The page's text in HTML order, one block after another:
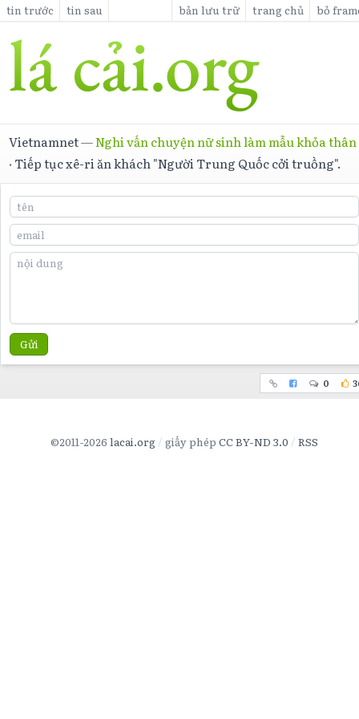
tin trước tin sau bản lưu trữ trang chủ bỏ
Vietnamnet—Nghi vấn chuyện nữ sinh làm mẫu khỏa thân
· Tiếp tục xê-ri ăn khách "Người Trung Quốc cởi truồng".
Gửi
0
©2011-2026 lacai.org giấy phép CC BY-ND 3.0 RSS